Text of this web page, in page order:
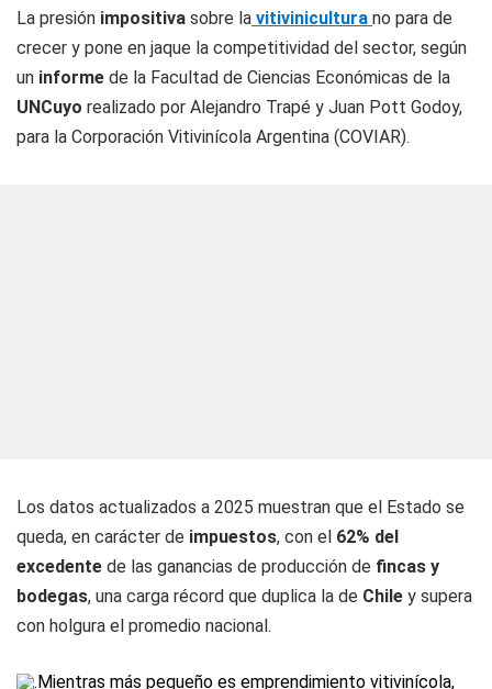
La presión impositiva sobre la vitivinicultura no para de
crecer y pone en jaque la competitividad del sector, según
un informe de la Facultad de Ciencias Económicas de la
UNCuyo realizado por Alejandro Trapé y Juan Pott Godoy,
para la Corporación Vitivinícola Argentina (COVIAR).
Los datos actualizados a 2025 muestran que el Estado se
queda, en carácter de impuestos, con el 62% del
excedente de las ganancias de producción de fincas y
bodegas, una carga récord que duplica la de Chile y supera
con holgura el promedio nacional.